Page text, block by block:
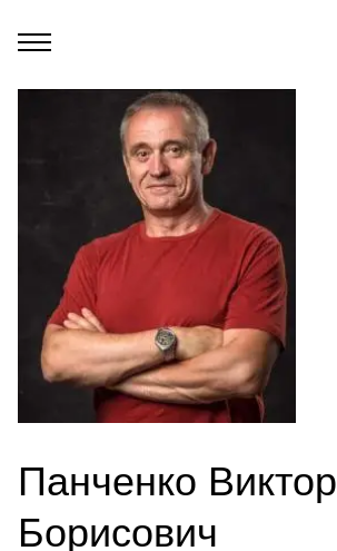
Панченко Виктор
Борисович